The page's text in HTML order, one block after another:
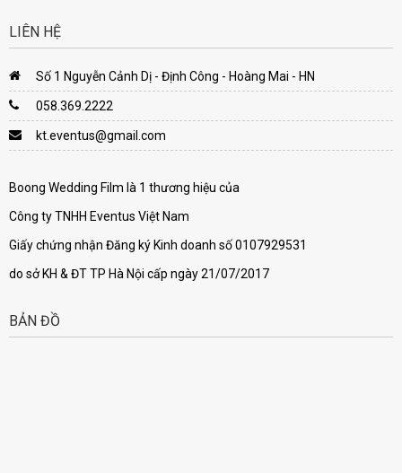
LIÊN HỆ
Số 1 Nguyễn Cảnh Dị - Định Công - Hoàng Mai - HN
058.369.2222
kt.eventus@gmail.com
Boong Wedding Film là 1 thương hiệu của
Công ty TNHH Eventus Việt Nam
Giấy chứng nhận Đăng ký Kinh doanh số 0107929531
do sở KH & ĐT TP Hà Nội cấp ngày 21/07/2017
BẢN ĐỒ